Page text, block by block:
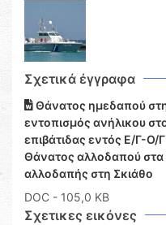
Σχετικά έγγραφα
Θάνατος ημεδαπού
εντοπισμός ανήλικου
επιβάτιδας εντός Ε/Γ-Ο/
Θάνατος αλλοδαπού
αλλοδαπής στη Σκιάθο
DOC - 105,0 KB
Σχετικες εικόνες